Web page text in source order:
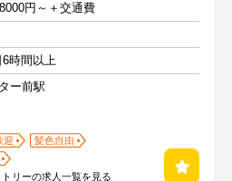
円～＋交通費
時間以上
ー前駅
迎
髪色自由
リーの求人一覧を見る